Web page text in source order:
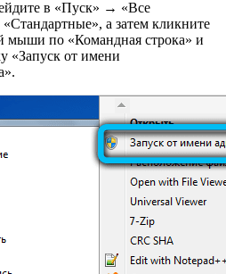
в «Пуск» → «Все
а затем кликните
мыши по «Командная строка» и
«Запуск от имени